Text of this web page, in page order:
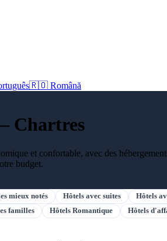
🇷🇴 Română
Chartres
et confortable, avec des
budget.
mieux notés Hôtels avec suites Hôtels
familles Hôtels Romantique Hôtels